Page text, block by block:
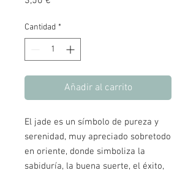
Cantidad *
Añadir al carrito
El jade es un símbolo de pureza y
serenidad, muy apreciado sobretodo
en oriente, donde simboliza la
sabiduría, la buena suerte, el éxito,